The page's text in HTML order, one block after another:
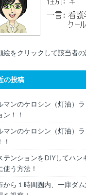
をクリックして該当者の
の投稿
マンのケロシン（灯油）
ン！！
マンのケロシン（灯油）
テンションをDIYしてハン
使う方法！
から１時間圏内、一庫ダ